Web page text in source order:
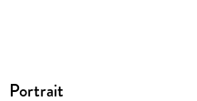
Portrait